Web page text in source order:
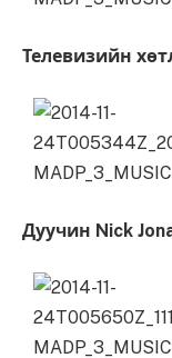
Телевизийн
Дуучин Nick